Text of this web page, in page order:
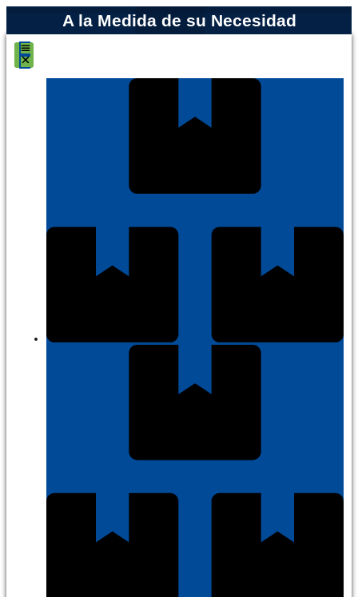
A la Medida de su Necesidad